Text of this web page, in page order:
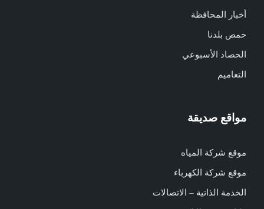
أخبار المحافظة
حمص بلدنا
الحصاد الأسبوعي
التعاميم
مواقع صديقة
موقع شركة المياه
موقع شركة الكهرباء
الخدمة الذاتية – الاتصالات